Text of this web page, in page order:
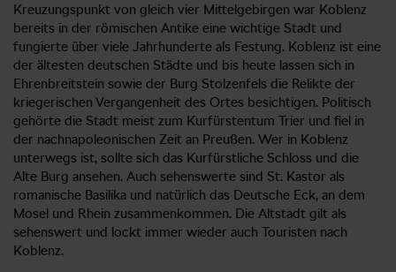
Kreuzungspunkt von gleich vier Mittelgebirgen war Koblenz
bereits in der römischen Antike eine wichtige Stadt und
fungierte über viele Jahrhunderte als Festung. Koblenz ist eine
der ältesten deutschen Städte und bis heute lassen sich in
Ehrenbreitstein sowie der Burg Stolzenfels die Relikte der
kriegerischen Vergangenheit des Ortes besichtigen. Politisch
gehörte die Stadt meist zum Kurfürstentum Trier und fiel in
der nachnapoleonischen Zeit an Preußen. Wer in Koblenz
unterwegs ist, sollte sich das Kurfürstliche Schloss und die
Alte Burg ansehen. Auch sehenswerte sind St. Kastor als
romanische Basilika und natürlich das Deutsche Eck, an dem
Mosel und Rhein zusammenkommen. Die Altstadt gilt als
sehenswert und lockt immer wieder auch Touristen nach
Koblenz.